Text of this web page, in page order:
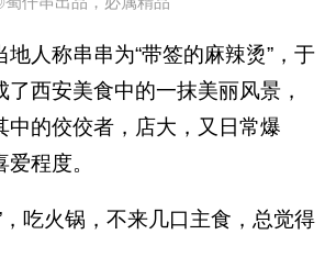
人称串串为“带签的麻辣烫”，于
西安美食中的一抹美丽风景，
中的佼佼者，店大，又日常爆
程度。
，吃火锅，不来几口主食，总觉得